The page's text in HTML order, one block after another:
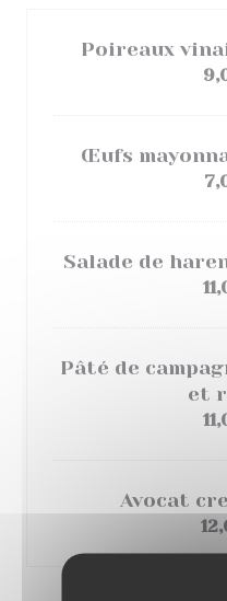
Poireaux
Œufs
Salade de
Pâté de
et
Avocat